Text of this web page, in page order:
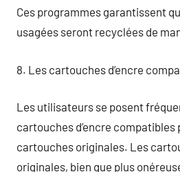
Ces programmes garantissent
usagées seront recyclées de
8. Les cartouches d’encre
Les utilisateurs se posent
cartouches d’encre compatibles
cartouches originales. Les
originales, bien que plus